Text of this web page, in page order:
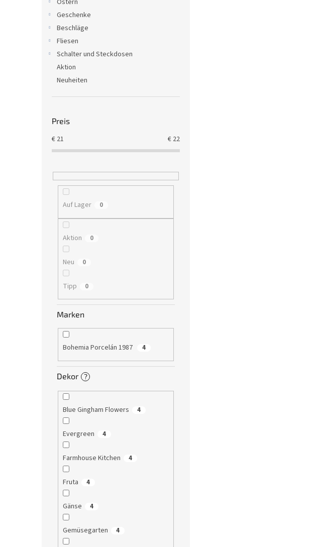
Ostern
Geschenke
Beschläge
Fliesen
Schalter und Steckdosen
Aktion
Neuheiten
Preis
€ 21 € 22
Auf Lager 0
Aktion 0
Neu 0
Tipp 0
Marken
Bohemia Porcelán 1987 4
Dekor ?
Blue Gingham Flowers 4
Evergreen 4
Farmhouse Kitchen 4
Fruta 4
Gänse 4
Gemüsegarten 4